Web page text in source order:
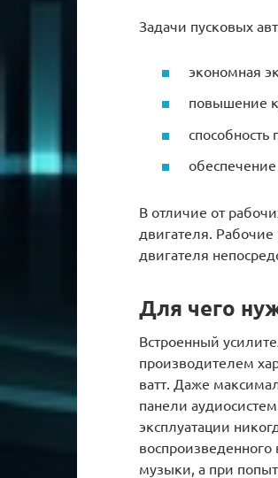
Задачи пусковых
экономная
повышение
способность
обеспечение
В отличие от
двигателя.
двигателя
Для чего
Встроенный
производителем
ватт. Даже
панели
эксплуатации
музыки, а при